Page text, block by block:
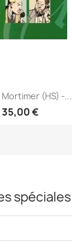
Mortimer (HS) -...
35,00 €
spéciales